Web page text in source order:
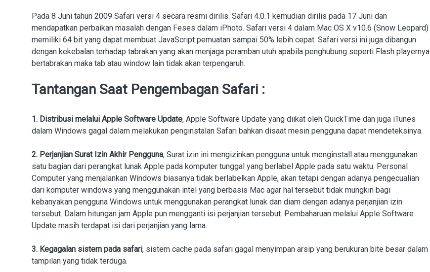
Pada 8 Juni tahun 2009 Safari versi 4 secara resmi dirilis. Safari 4.0.1 kemudian dirilis pada 17 Juni dan
mendapatkan perbaikan masalah dengan Feses dalam iPhoto. Safari versi 4 dalam Mac OS X v10.6 (Snow Leopard)
memiliki 64 bit yang dapat membuat JavaScript pemuatan sampai 50% lebih cepat. Safari versi ini juga dibangun
dengan kekebalan terhadap tabrakan yang akan menjaga peramban utuh apabila penghubung seperti Flash playernya
bertabrakan maka tab atau window lain tidak akan terpengaruh.
Tantangan Saat Pengembagan Safari :
1. Distribusi melalui Apple Software Update, Apple Software Update yang diikat oleh QuickTime dan juga iTunes
dalam Windows gagal dalam melakukan penginstalan Safari bahkan disaat mesin pengguna dapat mendeteksinya.
2. Perjanjian Surat Izin Akhir Pengguna, Surat izin ini mengizinkan pengguna untuk menginstall atau menggunakan
satu bagian dari perangkat lunak Apple pada komputer tunggal yang berlabel Apple pada satu waktu. Personal
Computer yang menjalankan Windows biasanya tidak berlabelkan Apple, akan tetapi dengan adanya pengecualian
dari komputer windows yang menggunakan intel yang berbasis Mac agar hal tersebut tidak mungkin bagi
kebanyakan pengguna Windows untuk menggunakan perangkat lunak dan diam dengan adanya perjanjian izin
tersebut. Dalam hitungan jam Apple pun mengganti isi perjanjian tersebut. Pembaharuan melalui Apple Software
Update masih terdapat isi dari perjanjian yang lama.
3. Kegagalan sistem pada safari, sistem cache pada safari gagal menyimpan arsip yang berukuran bite besar dalam
tampilan yang tidak terduga.